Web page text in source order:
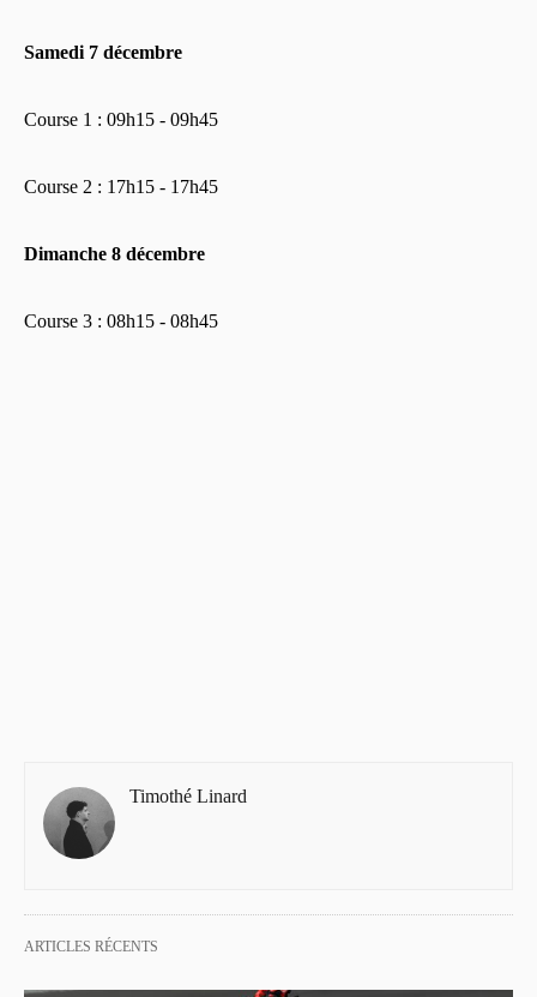
Samedi 7 décembre
Course 1 : 09h15 - 09h45
Course 2 : 17h15 - 17h45
Dimanche 8 décembre
Course 3 : 08h15 - 08h45
Timothé Linard
ARTICLES RÉCENTS